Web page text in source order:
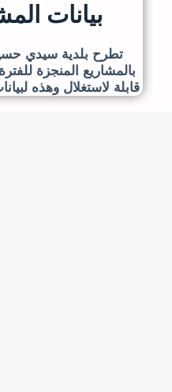
بيانات
تطرح بلدية سيدي
قابلة لاستغلال وهذه